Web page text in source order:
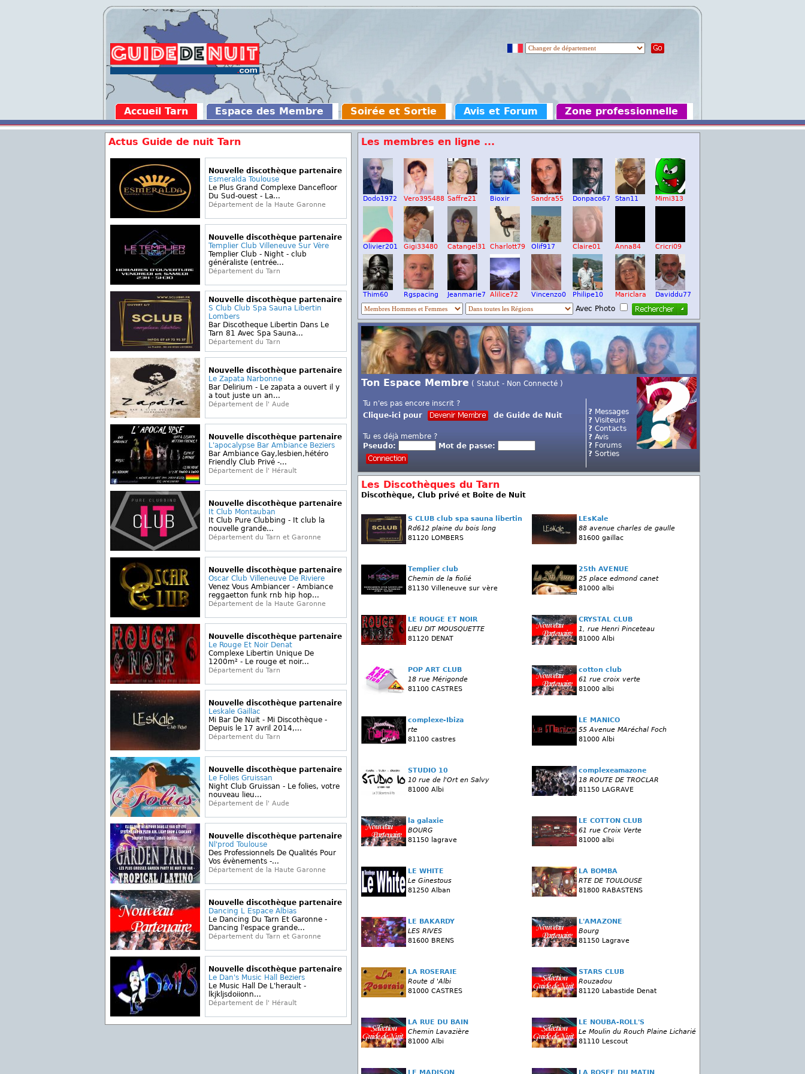
Accueil Tarn Espace des Membre Soirée et Sortie Avis et Forum Zone professionnelle
Actus Guide de nuit Tarn
Nouvelle discothèque partenaire
Esmeralda Toulouse
Le Plus Grand Complexe Dancefloor
Du Sud-ouest - La...
Département de la Haute Garonne
Nouvelle discothèque partenaire
Templier Club Villeneuve Sur Vère
Templier Club - Night - club
généraliste (entrée...
Département du Tarn
Nouvelle discothèque partenaire
S Club Club Spa Sauna Libertin
Lombers
Bar Discotheque Libertin Dans Le
Tarn 81 Avec Spa Sauna...
Département du Tarn
Nouvelle discothèque partenaire
Le Zapata Narbonne
Bar Delirium - Le zapata a ouvert il y
a tout juste un an...
Département de l' Aude
Nouvelle discothèque partenaire
L'apocalypse Bar Ambiance Beziers
Bar Ambiance Gay,lesbien,hétéro
Friendly Club Privé -...
Département de l' Hérault
Nouvelle discothèque partenaire
It Club Montauban
It Club Pure Clubbing - It club la
nouvelle grande...
Département du Tarn et Garonne
Nouvelle discothèque partenaire
Oscar Club Villeneuve De Riviere
Venez Vous Ambiancer - Ambiance
reggaetton funk rnb hip hop...
Département de la Haute Garonne
Nouvelle discothèque partenaire
Le Rouge Et Noir Denat
Complexe Libertin Unique De
1200m² - Le rouge et noir...
Département du Tarn
Nouvelle discothèque partenaire
Leskale Gaillac
Mi Bar De Nuit - Mi Discothèque -
Depuis le 17 avril 2014,...
Département du Tarn
Nouvelle discothèque partenaire
Le Folies Gruissan
Night Club Gruissan - Le folies, votre
nouveau lieu...
Département de l' Aude
Nouvelle discothèque partenaire
Nl'prod Toulouse
Des Professionnels De Qualités Pour
Vos évènements -...
Département de la Haute Garonne
Nouvelle discothèque partenaire
Dancing L Espace Albias
Le Dancing Du Tarn Et Garonne -
Dancing l'espace grande...
Département du Tarn et Garonne
Nouvelle discothèque partenaire
Le Dan's Music Hall Beziers
Le Music Hall De L'herault -
lkjkljsdoiionn...
Département de l' Hérault
Les membres en ligne ...
Dodo1972 Vero395488 Saffre21 Bioxir Sandra55 Donpaco67 Stan11 Mimi313
Olivier201 Gigi33480 Catangel31 Charlott79 Olif917 Claire01 Anna84 Cricri09
Thim60 Rgspacing Jeanmarie7 Alilice72 Vincenzo0 Philipe10 Mariclara Daviddu77
Avec Photo
Ton Espace Membre ( Statut - Non Connecté )
Tu n'es pas encore inscrit ?
Clique-ici pour
de Guide de Nuit
Tu es déjà membre ?
Pseudo:
Mot de passe:
? Messages
? Visiteurs
? Contacts
? Avis
? Forums
? Sorties
Les Discothèques du Tarn
Discothèque, Club privé et Boite de Nuit
S CLUB club spa sauna libertin
Rd612 plaine du bois long
81120 LOMBERS
LEsKale
88 avenue charles de gaulle
81600 gaillac
Templier club
Chemin de la fiolié
81130 Villeneuve sur vère
25th AVENUE
25 place edmond canet
81000 albi
LE ROUGE ET NOIR
LIEU DIT MOUSQUETTE
81120 DENAT
CRYSTAL CLUB
1, rue Henri Pinceteau
81000 Albi
POP ART CLUB
18 rue Mérigonde
81100 CASTRES
cotton club
61 rue croix verte
81000 albi
complexe-Ibiza
rte
81100 castres
LE MANICO
55 Avenue MAréchal Foch
81000 Albi
STUDIO 10
10 rue de l'Ort en Salvy
81000 Albi
complexeamazone
18 ROUTE DE TROCLAR
81150 LAGRAVE
la galaxie
BOURG
81150 lagrave
LE COTTON CLUB
61 rue Croix Verte
81000 albi
LE WHITE
Le Ginestous
81250 Alban
LA BOMBA
RTE DE TOULOUSE
81800 RABASTENS
LE BAKARDY
LES RIVES
81600 BRENS
L'AMAZONE
Bourg
81150 Lagrave
LA ROSERAIE
Route d 'Albi
81000 CASTRES
STARS CLUB
Rouzadou
81120 Labastide Denat
LA RUE DU BAIN
Chemin Lavazière
81000 Albi
LE NOUBA-ROLL'S
Le Moulin du Rouch Plaine Licharié
81110 Lescout